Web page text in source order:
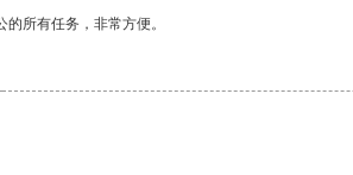
所有任务，非常方便。